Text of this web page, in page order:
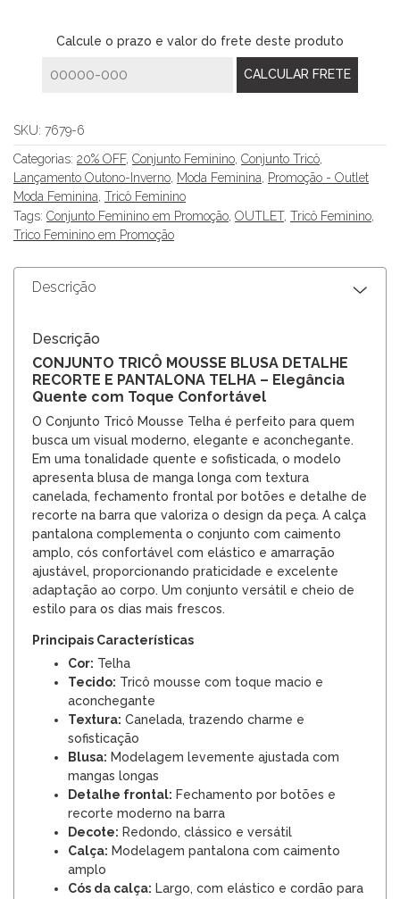
Calcule o prazo e valor do frete deste produto
SKU: 7679-6
Categorias: 20% OFF, Conjunto Feminino, Conjunto Tricô,
Lançamento Outono-Inverno, Moda Feminina, Promoção - Outlet
Moda Feminina, Tricô Feminino
Tags: Conjunto Feminino em Promoção, OUTLET, Tricô Feminino,
Trico Feminino em Promoção
Descrição
Descrição
CONJUNTO TRICÔ MOUSSE BLUSA DETALHE
RECORTE E PANTALONA TELHA – Elegância
Quente com Toque Confortável
O Conjunto Tricô Mousse Telha é perfeito para quem
busca um visual moderno, elegante e aconchegante.
Em uma tonalidade quente e sofisticada, o modelo
apresenta blusa de manga longa com textura
canelada, fechamento frontal por botões e detalhe de
recorte na barra que valoriza o design da peça. A calça
pantalona complementa o conjunto com caimento
amplo, cós confortável com elástico e amarração
ajustável, proporcionando praticidade e excelente
adaptação ao corpo. Um conjunto versátil e cheio de
estilo para os dias mais frescos.
Principais Características
Cor: Telha
Tecido: Tricô mousse com toque macio e
aconchegante
Textura: Canelada, trazendo charme e
sofisticação
Blusa: Modelagem levemente ajustada com
mangas longas
Detalhe frontal: Fechamento por botões e
recorte moderno na barra
Decote: Redondo, clássico e versátil
Calça: Modelagem pantalona com caimento
amplo
Cós da calça: Largo, com elástico e cordão para